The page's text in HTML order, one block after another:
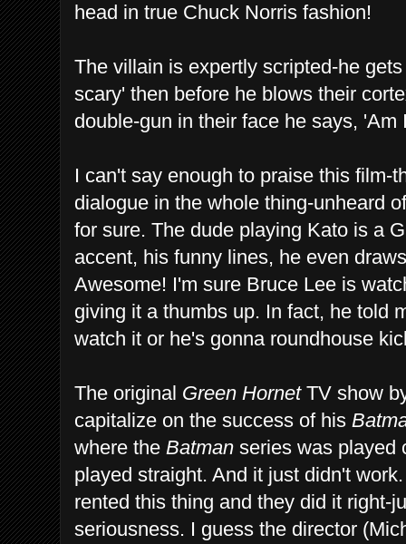
head in true Chuck Norris fashion!
The villain is expertly scripted-he
scary' then before he blows their
double-gun in their face he says,
I can't say enough to praise this film-
dialogue in the whole thing-unheard
for sure. The dude playing Kato is a
accent, his funny lines, he even
Awesome! I'm sure Bruce Lee is
giving it a thumbs up. In fact, he told
watch it or he's gonna roundhouse
The original Green HornetTV show
capitalize on the success of his
where the Batman series was played
played straight. And it just didn't
rented this thing and they did it right-
seriousness. I guess the director